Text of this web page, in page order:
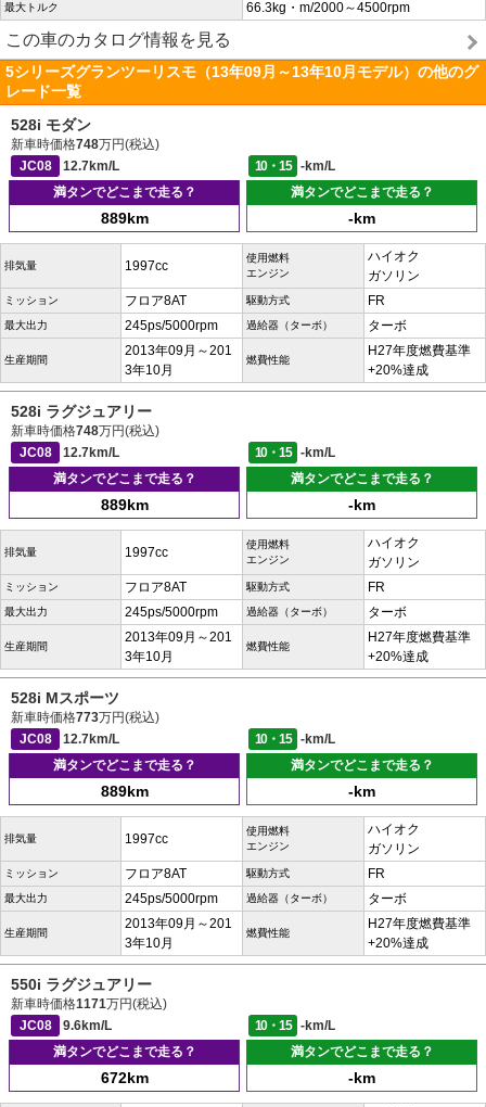
最大トルク 66.3kg・m/2000～4500rpm
この車のカタログ情報を見る
5シリーズグランツーリスモ（13年09月～13年10月モデル）の他のグ
レード一覧
528i モダン
新車時価格748万円(税込)
JC08
12.7km/L 10・15
-km/L
満タンでどこまで走る？
889km
満タンでどこまで走る？
-km
排気量 1997cc
使用燃料
エンジン
ハイオク
ガソリン
ミッション フロア8AT 駆動方式 FR
最大出力 245ps/5000rpm 過給器（ターボ） ターボ
生産期間
2013年09月～201
3年10月
燃費性能
H27年度燃費基準
+20%達成
528i ラグジュアリー
新車時価格748万円(税込)
JC08
12.7km/L 10・15
-km/L
満タンでどこまで走る？
889km
満タンでどこまで走る？
-km
排気量 1997cc
使用燃料
エンジン
ハイオク
ガソリン
ミッション フロア8AT 駆動方式 FR
最大出力 245ps/5000rpm 過給器（ターボ） ターボ
生産期間
2013年09月～201
3年10月
燃費性能
H27年度燃費基準
+20%達成
528i Mスポーツ
新車時価格773万円(税込)
JC08
12.7km/L 10・15
-km/L
満タンでどこまで走る？
889km
満タンでどこまで走る？
-km
排気量 1997cc
使用燃料
エンジン
ハイオク
ガソリン
ミッション フロア8AT 駆動方式 FR
最大出力 245ps/5000rpm 過給器（ターボ） ターボ
生産期間
2013年09月～201
3年10月
燃費性能
H27年度燃費基準
+20%達成
550i ラグジュアリー
新車時価格1171万円(税込)
JC08
9.6km/L 10・15
-km/L
満タンでどこまで走る？
672km
満タンでどこまで走る？
-km